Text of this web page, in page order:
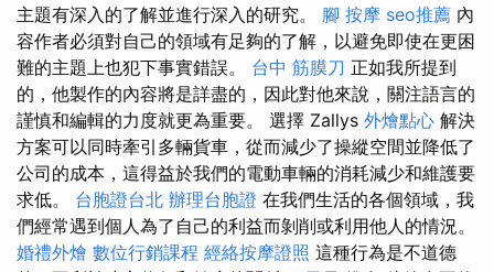
主題有深入的了解並進行深入的研究。 腳 按摩 seo推薦 內
容作者必須對自己的領域有足夠的了解，以避免即使在更困
難的主題上也犯下事實錯誤。 台中 筋膜刀 正如我所提到
的，他製作的內容將是詳盡的，因此對他來說，關注語言的
謹慎和編輯的力度就更為重要。 選擇 Zallys 外燴點心 解決
方案可以同時牽引多輛貨車，從而減少了操縱空間並降低了
公司的成本，這得益於我們的電動車輛的消耗減少和維護要
求低。 台胞證台北 辦理台胞證 在我們生活的各個領域，我
們經常遇到個人為了自己的利益而剝削或利用他人的情況。
婚禮外燴 數位行銷課程 經絡按摩證照 這種行為是不道德